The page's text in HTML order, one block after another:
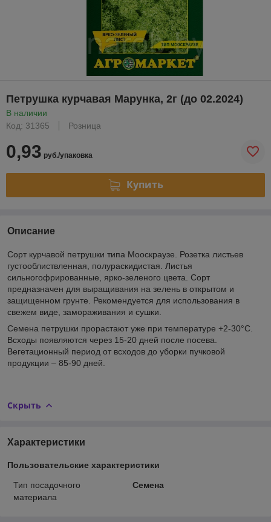
Петрушка курчавая Марунка, 2г (до 02.2024)
В наличии
Код: 31365
Розница
0,93 руб./упаковка
Купить
Описание
Сорт курчавой петрушки типа Мооскраузе. Розетка листьев
густооблиствленная, полураскидистая. Листья
сильногофрированные, ярко-зеленого цвета. Сорт
предназначен для выращивания на зелень в открытом и
защищенном грунте. Рекомендуется для использования в
свежем виде, замораживания и сушки.
Семена петрушки прорастают уже при температуре +2-30°C.
Всходы появляются через 15-20 дней после посева.
Вегетационный период от всходов до уборки пучковой
продукции – 85-90 дней.
Скрыть
Характеристики
Пользовательские характеристики
Тип посадочного
материала
Семена